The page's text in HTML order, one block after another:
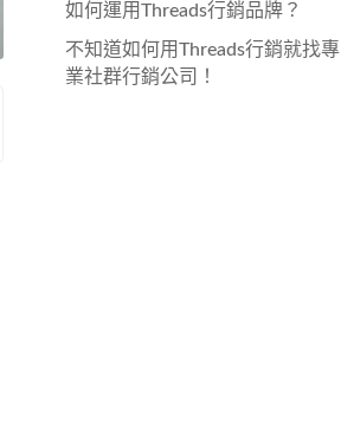
如何運用Threads行銷品牌？
不知道如何用Threads行銷就找專
業社群行銷公司！